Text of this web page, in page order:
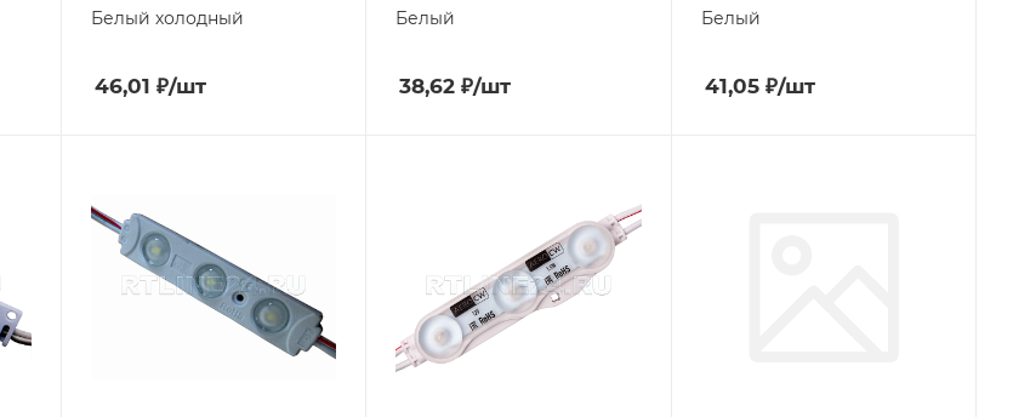
Белый холодный
46,01 ₽/шт
Белый
38,62 ₽/шт
Белый
41,05₽/шт